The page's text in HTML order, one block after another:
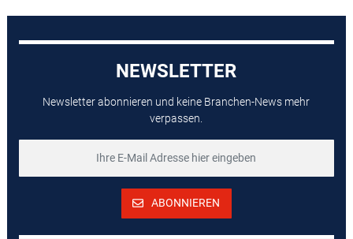
NEWSLETTER
Newsletter abonnieren und keine Branchen-News mehr
verpassen.
ABONNIEREN